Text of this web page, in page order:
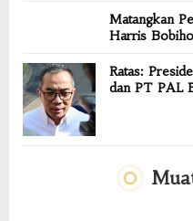
Matangkan
Harris
Ratas:
dan PT PAL